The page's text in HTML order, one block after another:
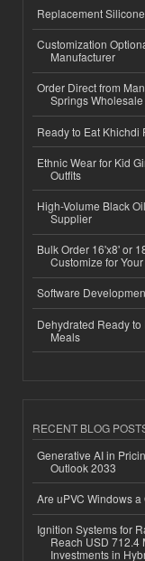
Replacement
Customization
Manufacturer
Order Direct from
Springs Wholesale
Ready to Eat Khichdi
Ethnic Wear for Kid
Outfits
High-Volume Black
Supplier
Bulk Order 16'x8' or
Customize for
Software
Dehydrated Ready
Meals
RECENT BLOG
Generative AI in
Outlook 2033
Are uPVC Windows
Ignition Systems for
Reach USD 712.4
Investments in